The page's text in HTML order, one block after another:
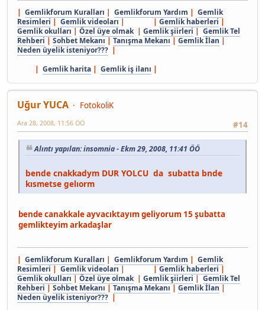
| Gemlikforum Kuralları | Gemlikforum Yardım | Gemlik
Resimleri | Gemlik videoları | | Gemlik haberleri |
Gemlik okulları | Özel üye olmak| Gemlik şiirleri | Gemlik Tel
Rehberi | Sohbet Mekanı | Tanışma Mekanı | Gemlik İlan |
Neden üyelik isteniyor??? |
| Gemlik harita | Gemlik iş ilanı |
Uğur YUCA
FotokoliK
#14
Ara 28, 2008, 11:56 ÖÖ
Alıntı yapılan: insomnia - Ekm 29, 2008, 11:41 ÖÖ
bende cnakkadym DUR YOLCU da subatta bnde
kısmetse gelıorm
bende canakkale ayvacıktayım geliyorum 15 şubatta
gemlikteyim arkadaşlar
| Gemlikforum Kuralları | Gemlikforum Yardım | Gemlik
Resimleri | Gemlik videoları | | Gemlik haberleri |
Gemlik okulları | Özel üye olmak| Gemlik şiirleri | Gemlik Tel
Rehberi | Sohbet Mekanı | Tanışma Mekanı | Gemlik İlan |
Neden üyelik isteniyor??? |